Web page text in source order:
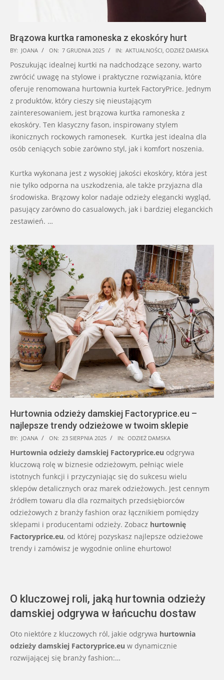
Brązowa kurtka ramoneska z ekoskóry hurt
2025-
12-
07
BY: JOANA ON: 7 GRUDNIA 2025 IN: AKTUALNOŚCI, ODZIEŻ DAMSKA
Poszukując idealnej kurtki na nadchodzące sezony, warto
zwrócić uwagę na stylowe i praktyczne rozwiązania, które
oferuje renomowana hurtownia kurtek FactoryPrice. Jednym
z produktów, który cieszy się nieustającym
zainteresowaniem, jest brązowa kurtka ramoneska z
ekoskóry. Ten klasyczny fason, inspirowany stylem
ikonicznych rockowych ramonesek. Kurtka jest idealna dla
osób ceniących sobie zarówno styl, jak i komfort noszenia.
Kurtka wykonana jest z wysokiej jakości ekoskóry, która jest
nie tylko odporna na uszkodzenia, ale także przyjazna dla
środowiska. Brązowy kolor nadaje odzieży elegancki wygląd,
pasujący zarówno do casualowych, jak i bardziej eleganckich
zestawień. …
Hurtownia odzieży damskiej Factoryprice.eu –
najlepsze trendy odzieżowe w twoim sklepie
2025-
08-
23
BY: JOANA ON: 23 SIERPNIA 2025 IN: ODZIEŻ DAMSKA
Hurtownia odzieży damskiej Factoryprice.eu odgrywa
kluczową rolę w biznesie odzieżowym, pełniąc wiele
istotnych funkcji i przyczyniając się do sukcesu wielu
sklepów detalicznych oraz marek odzieżowych. Jest cennym
źródłem towaru dla dla rozmaitych przedsiębiorców
odzieżowych z branży fashion oraz łącznikiem pomiędzy
sklepami i producentami odzieży. Zobacz hurtownię
Factoryprice.eu, od której pozyskasz najlepsze odzieżowe
trendy i zamówisz je wygodnie online ehurtowo!
O kluczowej roli, jaką hurtownia odzieży
damskiej odgrywa w łańcuchu dostaw
Oto niektóre z kluczowych ról, jakie odgrywa hurtownia
odzieży damskiej Factoryprice.eu w dynamicznie
rozwijającej się branży fashion:…